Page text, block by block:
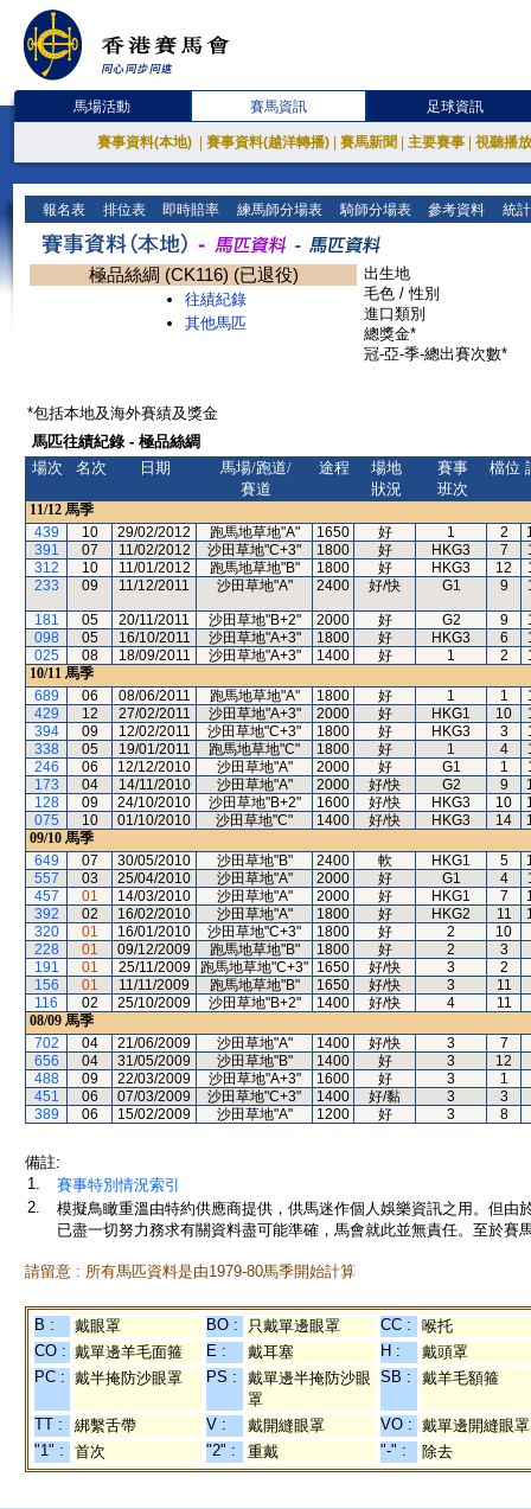
馬場活動 賽馬資訊 足球資訊
賽事資料(本地) 賽事資料(越洋轉播) 賽馬新聞 主要賽事 視聽播
報名表 排位表 即時賠率 練馬師分場表 騎師分場表 參考資料 統
極品絲綢 (CK116) (已退役)
往績紀錄
其他馬匹
出生地
毛色 / 性別
進口類別
總獎金*
冠-亞-季-總出賽次數*
*包括本地及海外賽績及獎金
馬匹往績紀錄 - 極品絲綢
場次
名次 日期
馬場/跑道/
賽道
途程
場地
狀況
賽事
班次
檔位
11/12 馬季
439
10 29/02/2012 跑馬地草地"A" 1650 好 1 2
391
07 11/02/2012 沙田草地"C+3" 1800 好 HKG3 7
312
10 11/01/2012 跑馬地草地"B" 1800 好 HKG3 12
233
09 11/12/2011 沙田草地"A" 2400 好/快 G1 9
181 05 20/11/2011 沙田草地"B+2" 2000 好 G2 9
098
05 16/10/2011 沙田草地"A+3" 1800 好 HKG3 6
025
08 18/09/2011 沙田草地"A+3" 1400 好 1 2
10/11 馬季
689
06 08/06/2011 跑馬地草地"A" 1800 好 1 1
429
12 27/02/2011 沙田草地"A+3" 2000 好 HKG1 10
394
09 12/02/2011 沙田草地"C+3" 1800 好 HKG3 3
338
05 19/01/2011 跑馬地草地"C" 1800 好 1 4
246
06 12/12/2010 沙田草地"A" 2000 好 G1 1
173
04 14/11/2010 沙田草地"A" 2000 好/快 G2 9
128
09 24/10/2010 沙田草地"B+2" 1600 好/快 HKG3 10
075
10 01/10/2010 沙田草地"C" 1400 好/快 HKG3 14
09/10 馬季
649
07 30/05/2010 沙田草地"B" 2400 軟 HKG1 5
557
03 25/04/2010 沙田草地"A" 2000 好 G1 4
457
01 14/03/2010 沙田草地"A" 2000 好 HKG1 7
392
02 16/02/2010 沙田草地"A" 1800 好 HKG2 11
320
01 16/01/2010 沙田草地"C+3" 1800 好 2 10
228
01 09/12/2009 跑馬地草地"B" 1800 好 2 3
191
01 25/11/2009 跑馬地草地"C+3" 1650 好/快 3 2
156
01 11/11/2009 跑馬地草地"B" 1650 好/快 3 11
116
02 25/10/2009 沙田草地"B+2" 1400 好/快 4 11
08/09 馬季
702
04 21/06/2009 沙田草地"A" 1400 好/快 3 7
656
04 31/05/2009 沙田草地"B" 1400 好 3 12
488
09 22/03/2009 沙田草地"A+3" 1600 好 3 1
451
06 07/03/2009 沙田草地"C+3" 1400 好/黏 3 3
389
06 15/02/2009 沙田草地"A" 1200 好 3 8
備註:
1.
賽事特別情況索引
2.
模擬鳥瞰重溫由特約供應商提供，供馬迷作個人娛樂資訊之用。但
已盡一切努力務求有關資料盡可能準確，馬會就此並無責任。至於賽
請留意 : 所有馬匹資料是由1979-80馬季開始計算
B : 戴眼罩 BO : 只戴單邊眼罩 CC :
喉托
CO : 戴單邊羊毛面箍 E : 戴耳塞 H :
戴頭罩
PC : 戴半掩防沙眼罩 PS :
戴單邊半掩防沙眼
罩
SB : 戴羊毛額箍
TT : 綁繫舌帶 V : 戴開縫眼罩 VO : 戴單邊開縫眼罩
"1" :
首次 "2" : 重戴 "-" : 除去